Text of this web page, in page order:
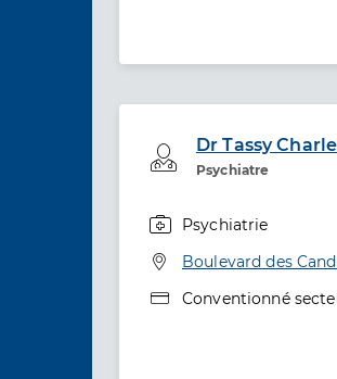
Dr Tassy
Psychiatre
Psychiatrie
Adresse
Boulevard des
Type de convention
Conventionné